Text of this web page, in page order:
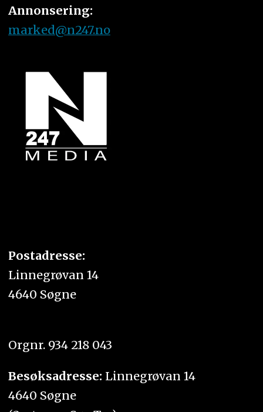
Annonsering:
marked@n247.no
Postadresse:
Linnegrøvan 14
4640 Søgne
Orgnr. 934 218 043
Besøksadresse: Linnegrøvan 14
4640 Søgne